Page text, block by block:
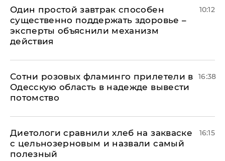
Один простой завтрак способен
существенно поддержать здоровье –
эксперты объяснили механизм
действия
10:12
Сотни розовых фламинго прилетели в
Одесскую область в надежде вывести
потомство
16:38
Диетологи сравнили хлеб на закваске
с цельнозерновым и назвали самый
полезный
16:15